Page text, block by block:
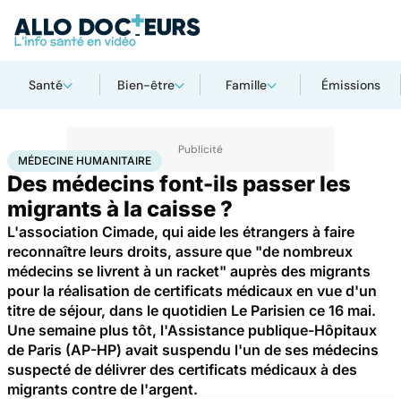
Santé Bien-être Famille Émissions
AccueilSantéMédecine humanitaire
MÉDECINE HUMANITAIRE
Des médecins font-ils passer les
migrants à la caisse ?
L'association Cimade, qui aide les étrangers à faire
reconnaître leurs droits, assure que "de nombreux
médecins se livrent à un racket" auprès des migrants
pour la réalisation de certificats médicaux en vue d'un
titre de séjour, dans le quotidien Le Parisien ce 16 mai.
Une semaine plus tôt, l'Assistance publique-Hôpitaux
de Paris (AP-HP) avait suspendu l'un de ses médecins
suspecté de délivrer des certificats médicaux à des
migrants contre de l'argent.